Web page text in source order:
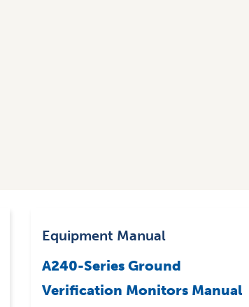
Equipment Manual
A240-Series Ground
Verification Monitors Manual